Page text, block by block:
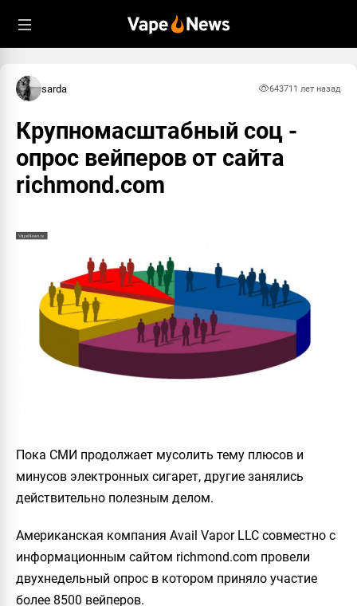
sarda 643711 лет назад
Крупномасштабный соц -
опрос вейперов от сайта
richmond.com
Пока СМИ продолжает мусолить тему плюсов и
минусов электронных сигарет, другие занялись
действительно полезным делом.
Американская компания Avail Vapor LLC совместно с
информационным сайтом richmond.com провели
двухнедельный опрос в котором приняло участие
более 8500 вейперов.